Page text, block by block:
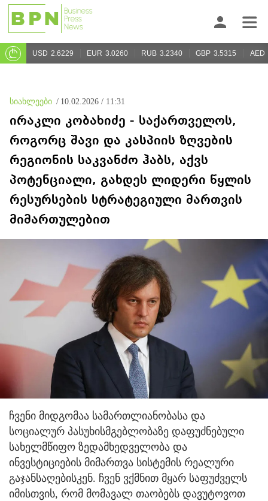
USD 2.6229 EUR 3.0260 RUB 3.2340 GBP 3.5315 AED
სიახლეები / 10.02.2026 / 11:31
ირაკლი კობახიძე - საქართველოს,
როგორც შავი და კასპიის ზღვების
რეგიონის საკვანძო ჰაბს, აქვს
პოტენციალი, გახდეს ლიდერი წყლის
რესურსების სტრატეგიული მართვის
მიმართულებით
ჩვენი მიდგომაა სამართლიანობასა და
სოციალურ პასუხისმგებლობაზე დაფუძნებული
სახელმწიფო ზედამხედველობა და
ინვესტიციების მიმართვა სისტემის რეალური
გაჯანსაღებისკენ. ჩვენ ვქმნით მყარ საფუძველს
იმისთვის, რომ მომავალ თაობებს დავუტოვოთ